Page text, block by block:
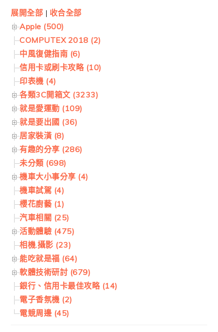
展開全部 | 收合全部
Apple (500)
COMPUTEX 2018 (2)
中風復健指南 (6)
信用卡或刷卡攻略 (10)
印表機 (4)
各類3C開箱文 (3233)
就是愛運動 (109)
就是要出國 (36)
居家裝潢 (8)
有趣的分享 (286)
未分類 (698)
機車大小事分享 (4)
機車試駕 (4)
櫻花廚藝 (1)
汽車相關 (25)
活動體驗 (475)
相機.攝影 (23)
能吃就是福 (64)
軟體技術研討 (679)
銀行、信用卡最佳攻略 (14)
電子香氛機 (2)
電競周邊 (45)